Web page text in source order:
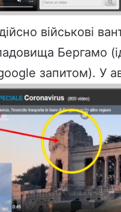
військові
Бергамо
запитом). У